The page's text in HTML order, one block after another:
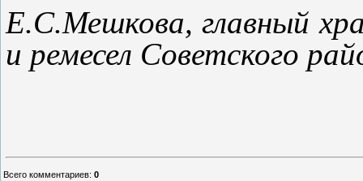
Е.С.Мешкова, главный
и ремесел Советского
Всего комментариев: 0